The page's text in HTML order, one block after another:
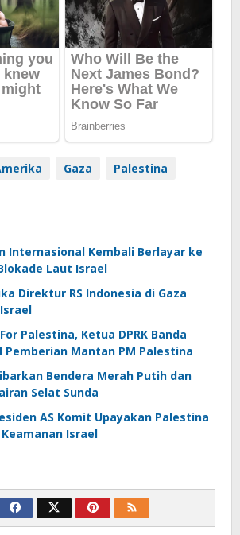
Gaza
Palestina
Internasional Kembali Berlayar ke
Laut Israel
Direktur RS Indonesia di Gaza
Palestina, Ketua DPRK Banda
Pemberian Mantan PM Palestina
Bendera Merah Putih dan
Selat Sunda
AS Komit Upayakan Palestina
Israel